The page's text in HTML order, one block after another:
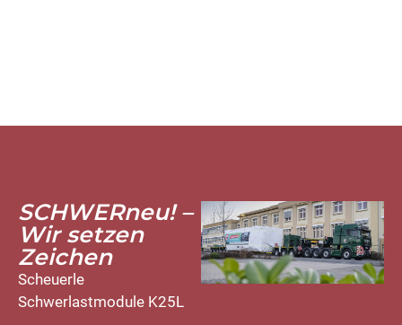
SCHWERneu! –
Wir setzen
Zeichen
Scheuerle
Schwerlastmodule K25L